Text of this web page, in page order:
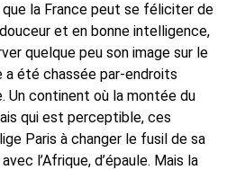
la France peut se féliciter de
et en bonne intelligence,
quelque peu son image sur le
a été chassée par-endroits
Un continent où la montée du
qui est perceptible, ces
Paris à changer le fusil de sa
l’Afrique, d’épaule. Mais la